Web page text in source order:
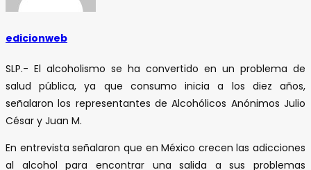
edicionweb
SLP.- El alcoholismo se ha convertido en un problema de
salud pública, ya que consumo inicia a los diez años,
señalaron los representantes de Alcohólicos Anónimos Julio
César y Juan M.
En entrevista señalaron que en México crecen las adicciones
al alcohol para encontrar una salida a sus problemas